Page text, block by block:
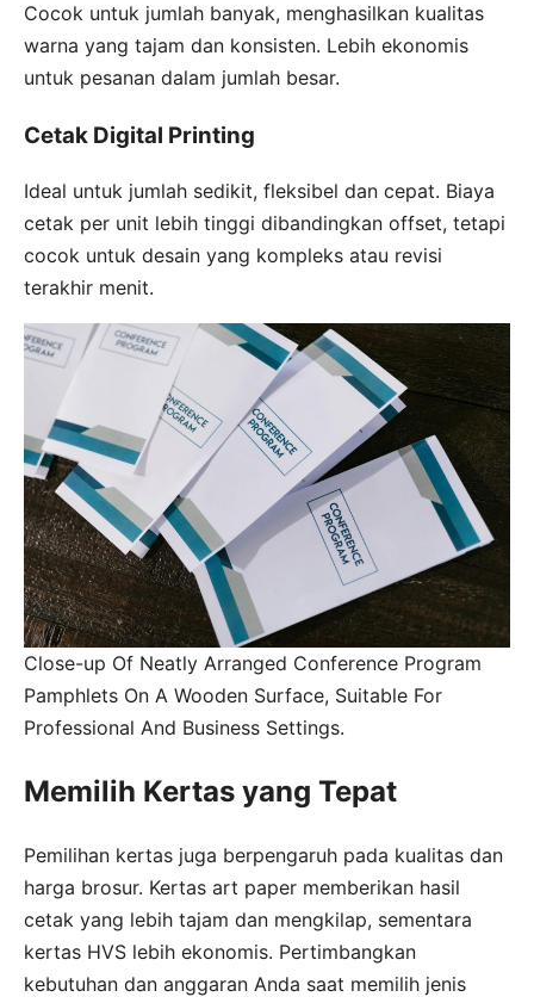
Cocok untuk jumlah banyak, menghasilkan kualitas
warna yang tajam dan konsisten. Lebih ekonomis
untuk pesanan dalam jumlah besar.
Cetak Digital Printing
Ideal untuk jumlah sedikit, fleksibel dan cepat. Biaya
cetak per unit lebih tinggi dibandingkan offset, tetapi
cocok untuk desain yang kompleks atau revisi
terakhir menit.
Close-up Of Neatly Arranged Conference Program
Pamphlets On A Wooden Surface, Suitable For
Professional And Business Settings.
Memilih Kertas yang Tepat
Pemilihan kertas juga berpengaruh pada kualitas dan
harga brosur. Kertas art paper memberikan hasil
cetak yang lebih tajam dan mengkilap, sementara
kertas HVS lebih ekonomis. Pertimbangkan
kebutuhan dan anggaran Anda saat memilih jenis